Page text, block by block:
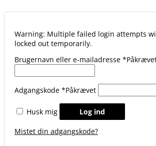
Warning: Multiple failed login attempts
locked out temporarily.
Brugernavn eller e-mailadresse *
Adgangskode *Påkrævet
Husk mig Log ind
Mistet din adgangskode?